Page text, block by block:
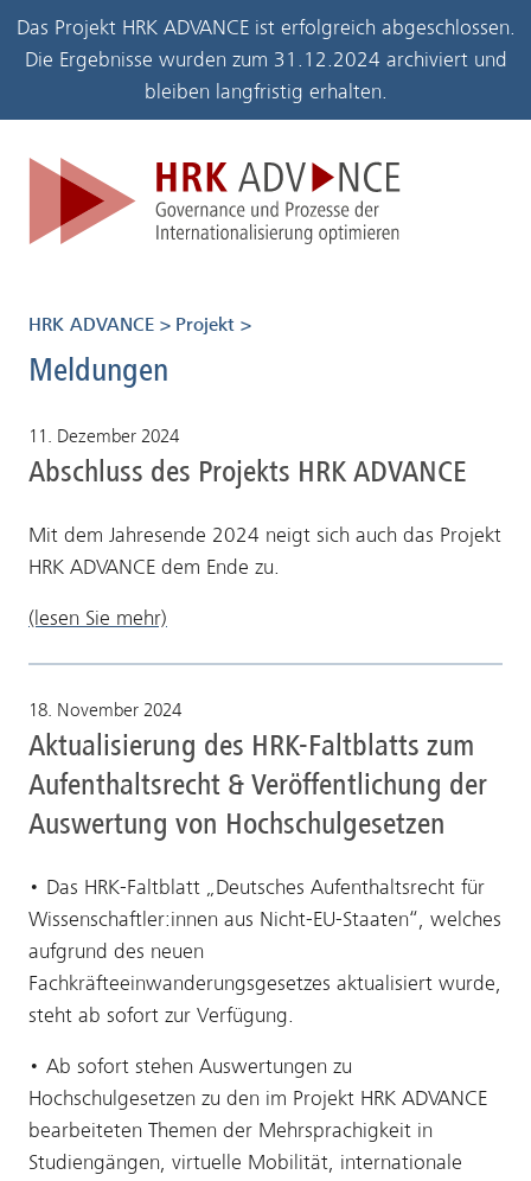
Das Projekt HRK ADVANCE ist erfolgreich abgeschlossen.
Die Ergebnisse wurden zum 31.12.2024 archiviert und
bleiben langfristig erhalten.
Zum Seiteninhalt
Zum Hauptmenü
Zum Navigationspfad
Zur Startseite der HRK
HRK ADVANCE Projekt Meldungen
Meldungen
11. Dezember 2024
Abschluss des Projekts HRK ADVANCE
Mit dem Jahresende 2024 neigt sich auch das Projekt
HRK ADVANCE dem Ende zu.
(lesen Sie mehr)
18. November 2024
Aktualisierung des HRK-Faltblatts zum
Aufenthaltsrecht & Veröffentlichung der
Auswertung von Hochschulgesetzen
• Das HRK-Faltblatt „Deutsches Aufenthaltsrecht für
Wissenschaftler:innen aus Nicht-EU-Staaten“, welches
aufgrund des neuen
Fachkräfteeinwanderungsgesetzes aktualisiert wurde,
steht ab sofort zur Verfügung.
• Ab sofort stehen Auswertungen zu
Hochschulgesetzen zu den im Projekt HRK ADVANCE
bearbeiteten Themen der Mehrsprachigkeit in
Studiengängen, virtuelle Mobilität, internationale